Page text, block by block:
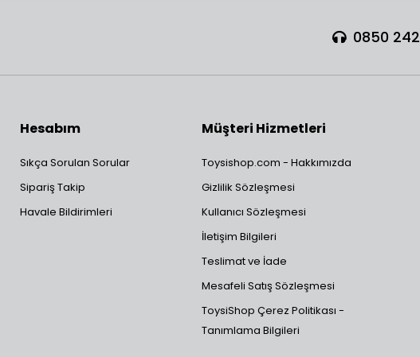
0850
Hesabım
Sıkça Sorulan Sorular
Sipariş Takip
Havale Bildirimleri
Müşteri Hizmetleri
Toysishop.com - Hakkımızda
Gizlilik Sözleşmesi
Kullanıcı Sözleşmesi
İletişim Bilgileri
Teslimat ve İade
Mesafeli Satış Sözleşmesi
ToysiShop Çerez Politikası -
Tanımlama Bilgileri